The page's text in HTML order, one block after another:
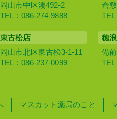
岡山市中区湊492-2
TEL：086-274-9888
倉
TEL
東古松店
岡山市北区東古松3-1-11
TEL：086-237-0099
穂
備
TEL
マスカット薬局のこと